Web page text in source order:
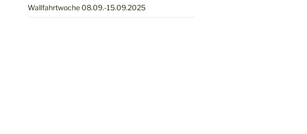
Wallfahrtwoche 08.09.-15.09.2025